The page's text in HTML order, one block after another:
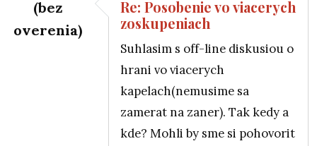
(bez
overenia)
Re: Posobenie vo viacerych
zoskupeniach
Suhlasim s off-line diskusiou o
hrani vo viacerych
kapelach(nemusime sa
zamerat na zaner). Tak kedy a
kde? Mohli by sme si pohovorit